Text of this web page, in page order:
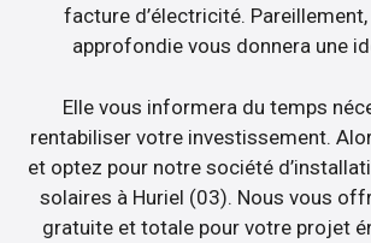
facture d’électricité.
approfondie vous donnera une
Elle vous informera du temps
rentabiliser votre investissement.
et optez pour notre société
solaires à Huriel (03). Nous vous
gratuite et totale pour votre projet